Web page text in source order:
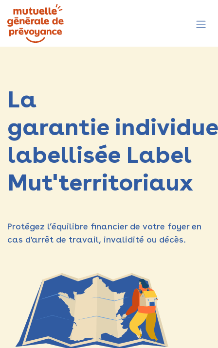
Se rendre au contenu
La
garantie
labellisée Label
Mut'territoriaux
Protégez l’équilibre financier de votre foyer en
cas d'arrêt de travail, invalidité ou décès.